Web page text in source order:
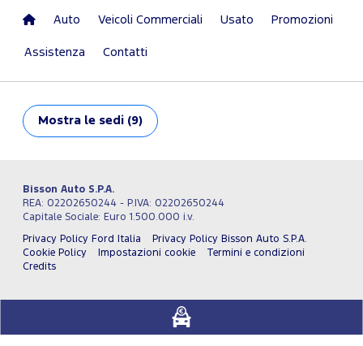
Auto Veicoli Commerciali Usato Promozioni
Assistenza Contatti
Mostra le sedi (9)
Bisson Auto S.P.A.
REA: 02202650244 - P.IVA: 02202650244
Capitale Sociale: Euro 1.500.000 i.v.
Privacy Policy Ford Italia
Privacy Policy Bisson Auto S.P.A.
Cookie Policy
Impostazioni cookie
Termini e condizioni
Credits